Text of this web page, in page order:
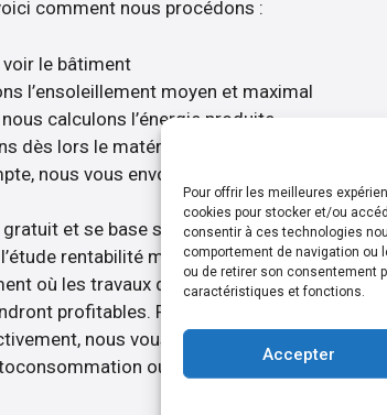
Pour offrir les meilleures
cookies pour stocker et/ou
consentir à ces technologies
comportement de navigation ou
ou de retirer son consentement
caractéristiques et fonctions.
Accepter
comment nous procédons :
le bâtiment
l’ensoleillement moyen et maximal
calculons l’énergie produite
dès lors le matériel le plus adéquat
nous vous envoyons notre devis
et se base sur la configuration la plus
rentabilité menée, nous sommes en
où les travaux d’installation de panneaux
profitables. Pour cela, nous disposons
nous vous proposons un
ou l’alimentation de batteries